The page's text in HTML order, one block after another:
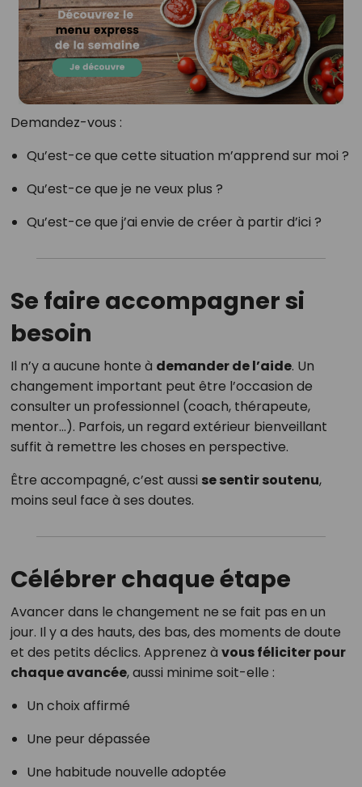
Demandez-vous :
Qu’est-ce que cette situation m’apprend sur moi ?
Qu’est-ce que je ne veux plus ?
Qu’est-ce que j’ai envie de créer à partir d’ici ?
Se faire accompagner si
besoin
Il n’y a aucune honte à demander de l’aide. Un
changement important peut être l’occasion de
consulter un professionnel (coach, thérapeute,
mentor…). Parfois, un regard extérieur bienveillant
suffit à remettre les choses en perspective.
Être accompagné, c’est aussi se sentir soutenu,
moins seul face à ses doutes.
Célébrer chaque étape
Avancer dans le changement ne se fait pas en un
jour. Il y a des hauts, des bas, des moments de doute
et des petits déclics. Apprenez à vous féliciter pour
chaque avancée, aussi minime soit-elle :
Un choix affirmé
Une peur dépassée
Une habitude nouvelle adoptée